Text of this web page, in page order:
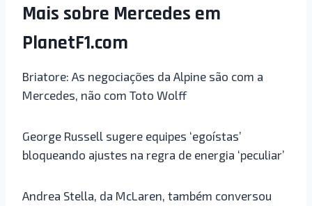
Mais sobre Mercedes em
PlanetF1.com
Briatore: As negociações da Alpine são com a
Mercedes, não com Toto Wolff
George Russell sugere equipes ‘egoístas’
bloqueando ajustes na regra de energia ‘peculiar’
Andrea Stella, da McLaren, também conversou